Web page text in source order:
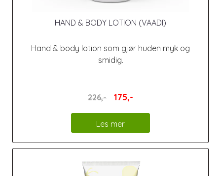
HAND & BODY LOTION (VAADI)
Hand & body lotion som gjør huden myk og
smidig.
226,- 175,-
Les mer